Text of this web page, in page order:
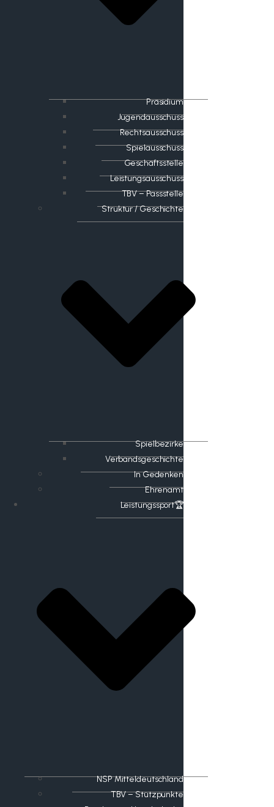
Präsidium
Jugendausschuss
Rechtsausschuss
Spielausschuss
Geschäftsstelle
Leistungsausschuss
TBV – Passstelle
Struktur / Geschichte
Spielbezirke
Verbandsgeschichte
In Gedenken
Ehrenamt
​Leistungssport🏆
NSP Mitteldeutschland
TBV – Stützpunkte